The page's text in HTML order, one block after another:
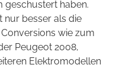
haben.
nur besser als die
wie zum
Peugeot 2008,
Elektromodellen